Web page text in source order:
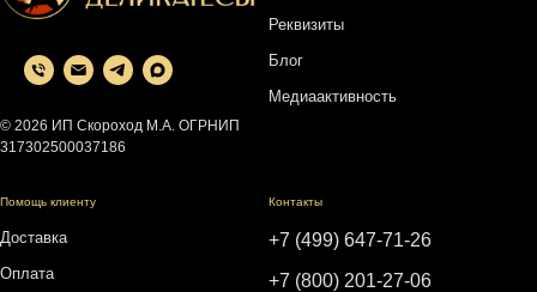
© 2026 ИП Скороход М.А. ОГРНИП
317302500037186
Реквизиты
Блог
Медиаактивность
Помощь клиенту
Доставка
Оплата
Контакты
+7 (499) 647-71-26
+7 (800) 201-27-06